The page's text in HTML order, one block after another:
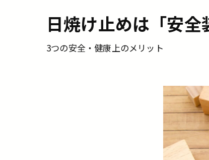
日焼け止めは「安全
3つの安全・健康上のメリット